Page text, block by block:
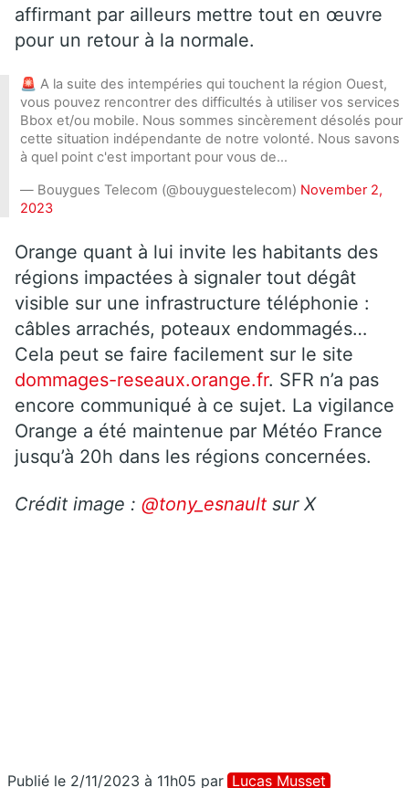
affirmant par ailleurs mettre tout en œuvre
pour un retour à la normale.
🚨 A la suite des intempéries qui touchent la région Ouest,
vous pouvez rencontrer des difficultés à utiliser vos services
Bbox et/ou mobile. Nous sommes sincèrement désolés pour
cette situation indépendante de notre volonté. Nous savons
à quel point c'est important pour vous de…
— Bouygues Telecom (@bouyguestelecom) November 2,
2023
Orange quant à lui invite les habitants des
régions impactées à signaler tout dégât
visible sur une infrastructure téléphonie :
câbles arrachés, poteaux endommagés…
Cela peut se faire facilement sur le site
dommages-reseaux.orange.fr. SFR n’a pas
encore communiqué à ce sujet. La vigilance
Orange a été maintenue par Météo France
jusqu’à 20h dans les régions concernées.
Crédit image : @tony_esnault sur X
Publié le 2/11/2023 à 11h05 par Lucas Musset